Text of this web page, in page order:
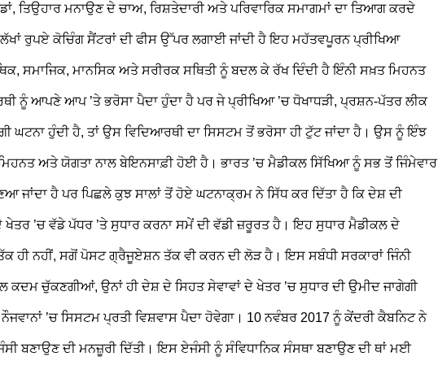
ਤਿਉਹਾਰ ਮਨਾਉਣ ਦੇ ਚਾਅ, ਰਿਸ਼ਤੇਦਾਰੀ ਅਤੇ ਪਰਿਵਾਰਿਕ ਸਮਾਗਮਾਂ ਦਾ ਤਿਆਗ ਕਰਦੇ
ਰੁਪਏ ਕੋਚਿੰਗ ਸੈਂਟਰਾਂ ਦੀ ਫੀਸ ਉੱਪਰ ਲਗਾਈ ਜਾਂਦੀ ਹੈ ਇਹ ਮਹੱਤਵਪੂਰਨ ਪ੍ਰੀਖਿਆ
ਸਮਾਜਿਕ, ਮਾਨਸਿਕ ਅਤੇ ਸਰੀਰਕ ਸਥਿਤੀ ਨੂੰ ਬਦਲ ਕੇ ਰੱਖ ਦਿੰਦੀ ਹੈ ਇੰਨੀ ਸਖ਼ਤ ਮਿਹਨਤ
ਨੂੰ ਆਪਣੇ ਆਪ ’ਤੇ ਭਰੋਸਾ ਪੈਦਾ ਹੁੰਦਾ ਹੈ ਪਰ ਜੇ ਪ੍ਰੀਖਿਆ ’ਚ ਧੋਖਾਧੜੀ, ਪ੍ਰਸ਼ਨ-ਪੱਤਰ ਲੀਕ
ਘਟਨਾ ਹੁੰਦੀ ਹੈ, ਤਾਂ ਉਸ ਵਿਦਿਆਰਥੀ ਦਾ ਸਿਸਟਮ ਤੋਂ ਭਰੋਸਾ ਹੀ ਟੁੱਟ ਜਾਂਦਾ ਹੈ। ਉਸ ਨੂੰ ਇੰਝ
ਮਿਹਨਤ ਅਤੇ ਯੋਗਤਾ ਨਾਲ ਬੇਇਨਸਾਫ਼ੀ ਹੋਈ ਹੈ। ਭਾਰਤ ’ਚ ਮੈਡੀਕਲ ਸਿੱਖਿਆ ਨੂੰ ਸਭ ਤੋਂ ਜਿੰਮੇਵਾਰ
ਜਾਂਦਾ ਹੈ ਪਰ ਪਿਛਲੇ ਕੁਝ ਸਾਲਾਂ ਤੋਂ ਹੋਏ ਘਟਨਾਕ੍ਰਮ ਨੇ ਸਿੱਧ ਕਰ ਦਿੱਤਾ ਹੈ ਕਿ ਦੇਸ਼ ਦੀ
’ਚ ਵੱਡੇ ਪੱਧਰ ’ਤੇ ਸੁਧਾਰ ਕਰਨਾ ਸਮੇਂ ਦੀ ਵੱਡੀ ਜ਼ਰੂਰਤ ਹੈ। ਇਹ ਸੁਧਾਰ ਮੈਡੀਕਲ ਦੇ
ਹੀ ਨਹੀਂ, ਸਗੋਂ ਪੋਸਟ ਗ੍ਰੈਜੂਏਸ਼ਨ ਤੱਕ ਵੀ ਕਰਨ ਦੀ ਲੋੜ ਹੈ। ਇਸ ਸਬੰਧੀ ਸਰਕਾਰਾਂ ਜਿੰਨੀ
ਕਦਮ ਚੁੱਕਣਗੀਆਂ, ਉਨਾਂ ਹੀ ਦੇਸ਼ ਦੇ ਸਿਹਤ ਸੇਵਾਵਾਂ ਦੇ ਖੇਤਰ ’ਚ ਸੁਧਾਰ ਦੀ ਉਮੀਦ ਜਾਗੇਗੀ
’ਚ ਸਿਸਟਮ ਪ੍ਰਤੀ ਵਿਸ਼ਵਾਸ ਪੈਦਾ ਹੋਵੇਗਾ। 10 ਨਵੰਬਰ 2017 ਨੂੰ ਕੇਂਦਰੀ ਕੈਬਨਿਟ ਨੇ
ਬਣਾਉਣ ਦੀ ਮਨਜ਼ੂਰੀ ਦਿੱਤੀ। ਇਸ ਏਜੰਸੀ ਨੂੰ ਸੰਵਿਧਾਨਿਕ ਸੰਸਥਾ ਬਣਾਉਣ ਦੀ ਥਾਂ ਮਈ